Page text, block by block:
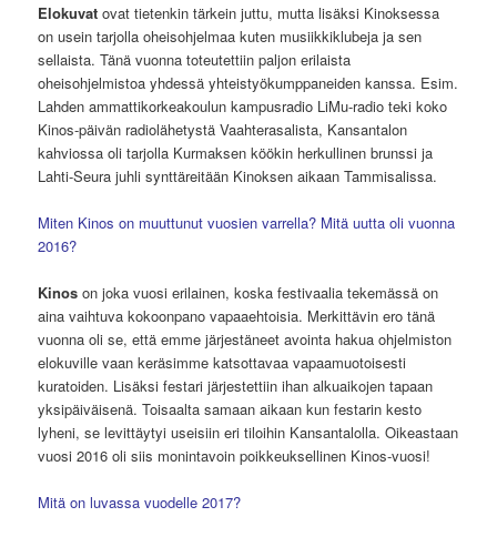
Elokuvat ovat tietenkin tärkein juttu, mutta lisäksi Kinoksessa
on usein tarjolla oheisohjelmaa kuten musiikkiklubeja ja sen
sellaista. Tänä vuonna toteutettiin paljon erilaista
oheisohjelmistoa yhdessä yhteistyökumppaneiden kanssa. Esim.
Lahden ammattikorkeakoulun kampusradio LiMu-radio teki koko
Kinos-päivän radiolähetystä Vaahterasalista, Kansantalon
kahviossa oli tarjolla Kurmaksen köökin herkullinen brunssi ja
Lahti-Seura juhli synttäreitään Kinoksen aikaan Tammisalissa.
Miten Kinos on muuttunut vuosien varrella? Mitä uutta oli vuonna
2016?
Kinos on joka vuosi erilainen, koska festivaalia tekemässä on
aina vaihtuva kokoonpano vapaaehtoisia. Merkittävin ero tänä
vuonna oli se, että emme järjestäneet avointa hakua ohjelmiston
elokuville vaan keräsimme katsottavaa vapaamuotoisesti
kuratoiden. Lisäksi festari järjestettiin ihan alkuaikojen tapaan
yksipäiväisenä. Toisaalta samaan aikaan kun festarin kesto
lyheni, se levittäytyi useisiin eri tiloihin Kansantalolla. Oikeastaan
vuosi 2016 oli siis monintavoin poikkeuksellinen Kinos-vuosi!
Mitä on luvassa vuodelle 2017?